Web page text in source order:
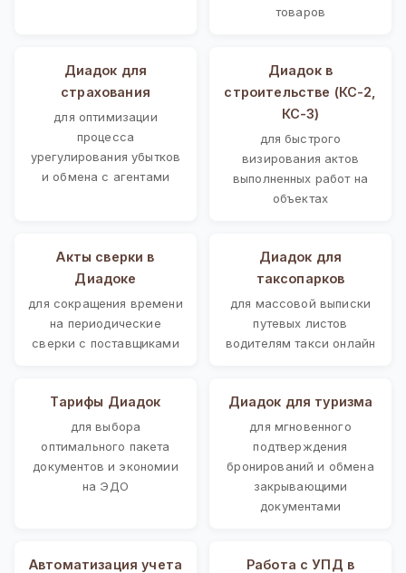
товаров
Диадок для
страхования
для оптимизации
процесса
урегулирования убытков
и обмена с агентами
Диадок в
строительстве (КС-2,
КС-3)
для быстрого
визирования актов
выполненных работ на
объектах
Акты сверки в
Диадоке
для сокращения времени
на периодические
сверки с поставщиками
Диадок для
таксопарков
для массовой выписки
путевых листов
водителям такси онлайн
Тарифы Диадок
для выбора
оптимального пакета
документов и экономии
на ЭДО
Диадок для туризма
для мгновенного
подтверждения
бронирований и обмена
закрывающими
документами
Автоматизация учета
Работа с УПД в